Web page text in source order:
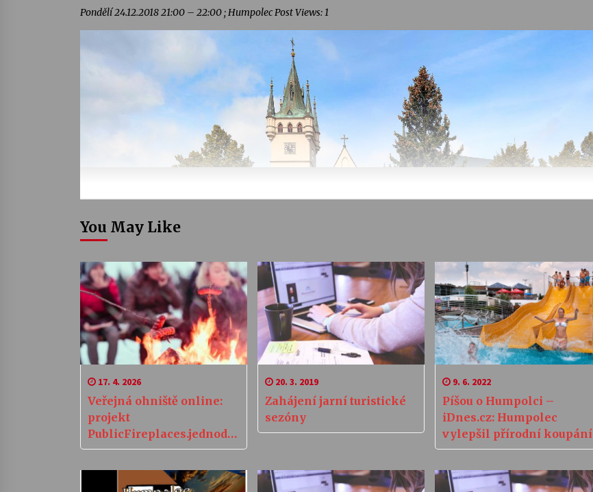
Pondělí 24.12.2018 21:00 – 22:00 ; Humpolec Post Views: 1
You May Like
17. 4. 2026
Veřejná ohniště online:
projekt
PublicFireplaces.jednodu
se.cz spojuje milovníky
ohně napříč Českem a
Slovenskem
20. 3. 2019
Zahájení jarní turistické
sezóny
9. 6. 2022
Píšou o Humpolci –
iDnes.cz: Humpolec
vylepšil přírodní koupání